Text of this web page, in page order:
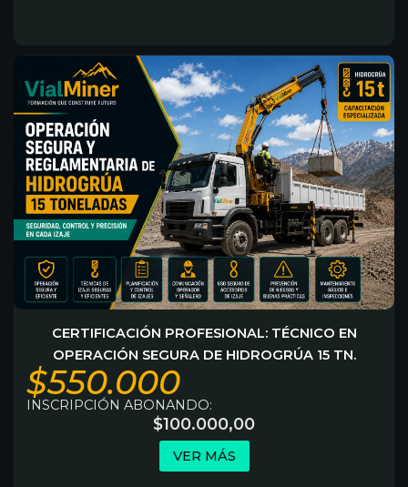
CERTIFICACIÓN PROFESIONAL: TÉCNICO EN
OPERACIÓN SEGURA DE HIDROGRÚA 15 TN.
$550.000
INSCRIPCIÓN ABONANDO:
$100.000,00
VER MÁS